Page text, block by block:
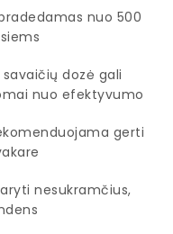
nuo 500
dozė gali
nuo efektyvumo
gerti
nesukramčius,